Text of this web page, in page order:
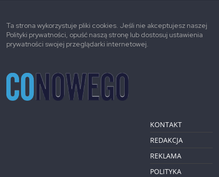
Ta strona wykorzystuje pliki cookies. Jeśli nie akceptujesz naszej
Polityki prywatności, opuść naszą stronę lub dostosuj ustawienia
prywatności swojej przeglądarki internetowej.
KONTAKT
REDAKCJA
REKLAMA
POLITYKA